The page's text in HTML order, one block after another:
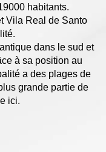
habitants.
Vila Real de Santo
dans le sud et
à sa position au
a des plages de
grande partie de
ici.